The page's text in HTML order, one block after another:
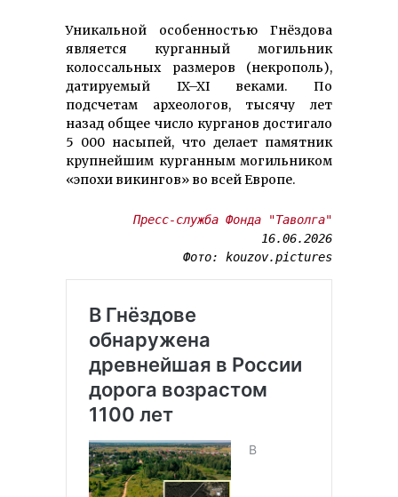
Уникальной особенностью Гнёздова
является курганный могильник
колоссальных размеров (некрополь),
датируемый IX–XI веками. По
подсчетам археологов, тысячу лет
назад общее число курганов достигало
5 000 насыпей, что делает памятник
крупнейшим курганным могильником
«эпохи викингов» во всей Европе.
Пресс-служба Фонда "Таволга"
16.06.2026
Фото: kouzov.pictures